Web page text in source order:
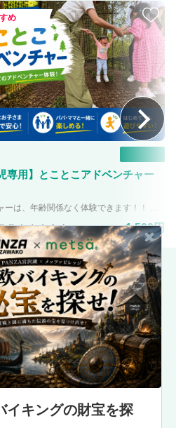
イキングの財宝を探
め
専用】とことこアドベンチャー
アドベンチャーは、年齢関係なく体験できます！！ 「ファンモックで遊びたいけどちょっとまだ怖いかも・・・。」「子どもが小さいから遊ばせるのはちょっと・・・。」と思っている皆さんにも、アドベンチャー体験をして頂けるエリアができました🎶 1~6歳の未就学児限定エリアでたくさん身体を動かしてアドベンチャー体験をしてください😊
,月,火,水,木,金,土 1,500円